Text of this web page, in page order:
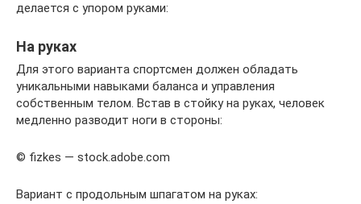
делается с упором руками:
На руках
Для этого варианта спортсмен должен обладать
уникальными навыками баланса и управления
собственным телом. Встав в стойку на руках, человек
медленно разводит ноги в стороны:
© fizkes — stock.adobe.com
Вариант с продольным шпагатом на руках: